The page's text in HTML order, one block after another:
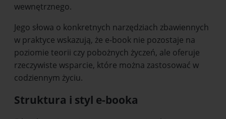
wewnętrznego.
Jego słowa o konkretnych narzędziach zbawiеnnych
w praktyce wskazują, że e-book nie pozostaje na
poziomie teorii czy pobożnych życzeń, ale oferuje
rzeczywiste wsparcie, które można zastosować w
codziennym życiu.
Struktura i styl e-booka